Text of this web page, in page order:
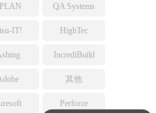
QA Systems
IT! HighTec
IncrediBuild
其他
Perforce